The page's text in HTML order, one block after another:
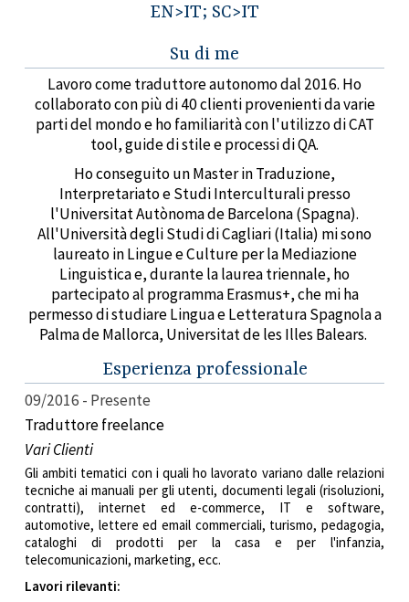
EN>IT; SC>IT
Su di me
Lavoro come traduttore autonomo dal 2016. Ho
collaborato con più di 40 clienti provenienti da varie
parti del mondo e ho familiarità con l'utilizzo di CAT
tool, guide di stile e processi di QA.
Ho conseguito un Master in Traduzione,
Interpretariato e Studi Interculturali presso
l'Universitat Autònoma de Barcelona (Spagna).
All'Università degli Studi di Cagliari (Italia) mi sono
laureato in Lingue e Culture per la Mediazione
Linguistica e, durante la laurea triennale, ho
partecipato al programma Erasmus+, che mi ha
permesso di studiare Lingua e Letteratura Spagnola a
Palma de Mallorca, Universitat de les Illes Balears.
Esperienza professionale
09/2016
Presente
Traduttore freelance
Vari Clienti
Gli ambiti tematici con i quali ho lavorato variano dalle relazioni
tecniche ai manuali per gli utenti, documenti legali (risoluzioni,
contratti), internet ed e-commerce, IT e software,
automotive, lettere ed email commerciali, turismo,pedagogia,
cataloghi di prodotti per la casa e per l'infanzia,
telecomunicazioni, marketing, ecc.
Lavori rilevanti: